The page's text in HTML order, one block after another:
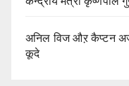
अनिल विज औऱ कैप्टन
कूदे